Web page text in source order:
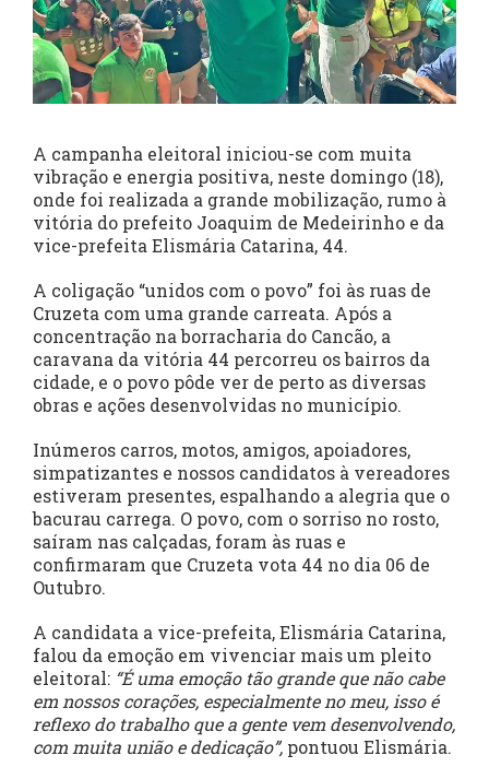
A campanha eleitoral iniciou-se com muita
vibração e energia positiva, neste domingo (18),
onde foi realizada a grande mobilização, rumo à
vitória do prefeito Joaquim de Medeirinho e da
vice-prefeita Elismária Catarina, 44.
A coligação “unidos com o povo” foi às ruas de
Cruzeta com uma grande carreata. Após a
concentração na borracharia do Cancão, a
caravana da vitória 44 percorreu os bairros da
cidade, e o povo pôde ver de perto as diversas
obras e ações desenvolvidas no município.
Inúmeros carros, motos, amigos, apoiadores,
simpatizantes e nossos candidatos à vereadores
estiveram presentes, espalhando a alegria que o
bacurau carrega. O povo, com o sorriso no rosto,
saíram nas calçadas, foram às ruas e
confirmaram que Cruzeta vota 44 no dia 06 de
Outubro.
A candidata a vice-prefeita, Elismária Catarina,
falou da emoção em vivenciar mais um pleito
eleitoral: “É uma emoção tão grande que não cabe
em nossos corações, especialmente no meu, isso é
reflexo do trabalho que a gente vem desenvolvendo,
com muita união e dedicação”, pontuou Elismária.